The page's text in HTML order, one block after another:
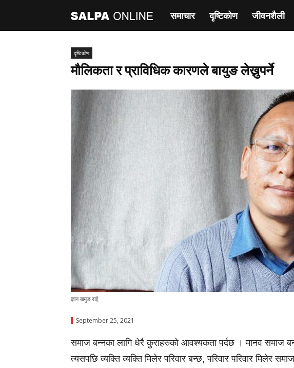
साल्पा
समाचार दृष्टिकाेण जीवनशैली
दृष्टिकाेण
मौलिकता र प्राविधिक कारणले बायुङ लेख्नुपर्ने
ज्ञान बायुङ राई
September 25, 2021
समाज बन्नका लागि धेरै कुराहरुकाे आवश्यकता पर्दछ । मानव समाज
त्यसपछि व्यक्ति व्यक्ति मिलेर परिवार बन्छ, परिवार परिवार मिलेर